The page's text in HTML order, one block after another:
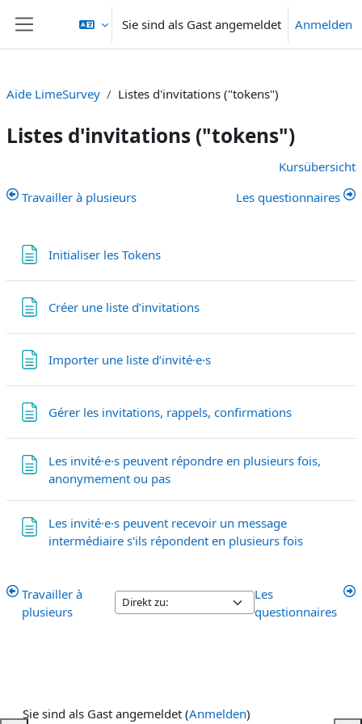
Website-Übersicht
Sie sind als Gast angemeldet Anmelden
Aide LimeSurvey Listes d'invitations ("tokens")
Listes d'invitations ("tokens")
Kursübersicht
Travailler à plusieurs
Les questionnaires
Initialiser les TokensTextseite
Créer une liste d’invitationsTextseite
Importer une liste d’invité·e·sTextseite
Gérer les invitations, rappels, confirmationsTextseite
Les invité·e·s peuvent répondre en plusieurs fois,
anonymement ou pasTextseite
Les invité·e·s peuvent recevoir un message
intermédiaire s'ils répondent en plusieurs foisTextseite
Travailler à
plusieurs
Les
questionnaires
Sie sind als Gast angemeldet (Anmelden)